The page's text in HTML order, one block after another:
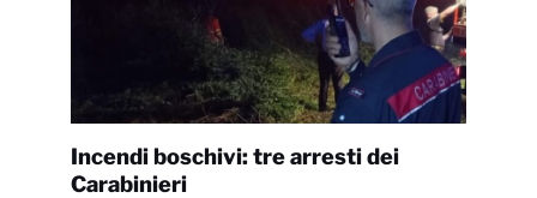
Incendi boschivi: tre arresti dei
Carabinieri